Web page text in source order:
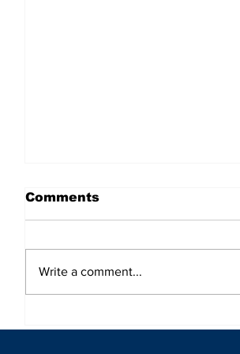
Chicago y guía a Team
Comments
Write a comment...